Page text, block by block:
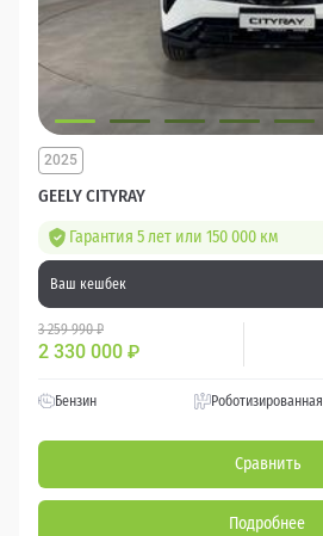
GEELY CITYRAY
2025
Гарантия 5 лет или 150 000 км
Ваш кешбек
3 259 990 ₽
2 330 000 ₽
Бензин Роботизированная
Сравнить
Подробнее